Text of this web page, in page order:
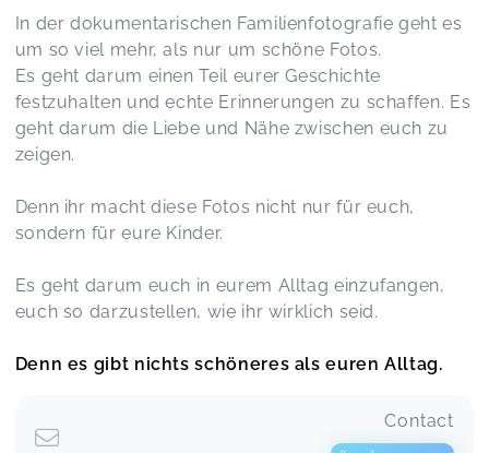
In der dokumentarischen Familienfotografie geht es
um so viel mehr, als nur um schöne Fotos.
Es geht darum einen Teil eurer Geschichte
festzuhalten und echte Erinnerungen zu schaffen. Es
geht darum die Liebe und Nähe zwischen euch zu
zeigen.
Denn ihr macht diese Fotos nicht nur für euch,
sondern für eure Kinder.
Es geht darum euch in eurem Alltag einzufangen,
euch so darzustellen, wie ihr wirklich seid.
Denn es gibt nichts schöneres als euren Alltag.
Contact